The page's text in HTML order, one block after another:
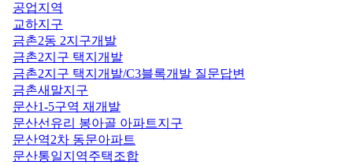
공업지역
교하지구
금촌2동 2지구개발
금촌2지구 택지개발
금촌2지구 택지개발/C3블록개발 질문답변
금촌새말지구
문산1-5구역 재개발
문산선유리 봉아골 아파트지구
문산역2차 동문아파트
문산통일지역주택조합